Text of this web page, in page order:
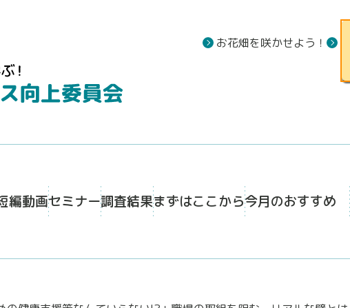
お花畑を咲かせよう！
編動画セミナー調査結果まずはここから今月のおすすめ